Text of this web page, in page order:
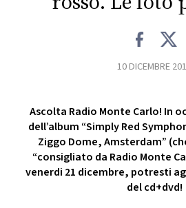
10 DICEMBRE
Ascolta Radio Monte Carlo! In
dell’album “Simply Red
Ziggo Dome, Amsterdam”
“consigliato da Radio Monte
venerdi 21 dicembre, potresti
del cd+dvd!